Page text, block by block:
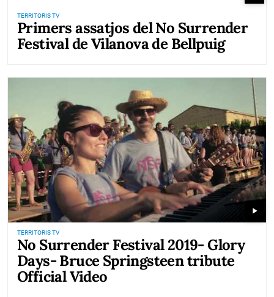
TERRITORIS TV
Primers assatjos del No Surrender
Festival de Vilanova de Bellpuig
play_arrow
TERRITORIS TV
No Surrender Festival 2019- Glory
Days- Bruce Springsteen tribute
Official Video